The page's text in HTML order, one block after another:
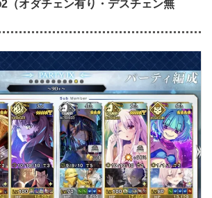
（オダチェン有り・デスチェン無